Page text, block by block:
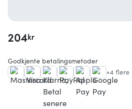
204kr
Godkjente betalingsmetoder
+4 flere